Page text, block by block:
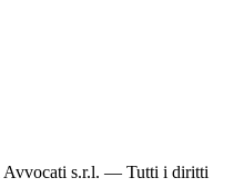
s.r.l. — Tutti i diritti